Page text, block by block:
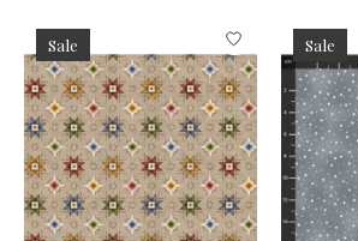
Sale Sale